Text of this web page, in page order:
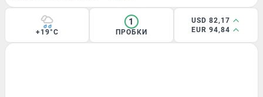
+19°C
1
ПРОБКИ
USD 82,17
EUR 94,84